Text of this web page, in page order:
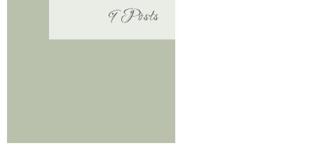
9 Posts